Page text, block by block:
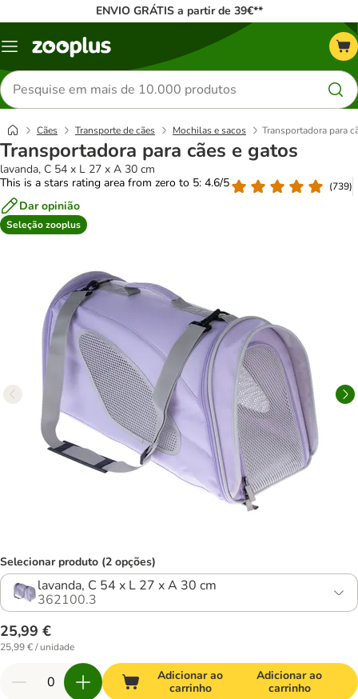
ENVIO GRÁTIS a partir de 39€**
Menu
Pesquisar
produtos
Cães Transporte de cães Mochilas e sacos Transportadora para
Transportadora para cães e gatos
lavanda, C 54 x L 27 x A 30 cm
This is a stars rating area from zero to 5: 4.6/5
(739)
Dar opinião
Seleção zooplus
Selecionar produto (2 opções)
lavanda, C 54 x L 27 x A 30 cm
362100.3
25,99 €
25,99 € / unidade
Adicionar ao
carrinho
Adicionar ao
carrinho